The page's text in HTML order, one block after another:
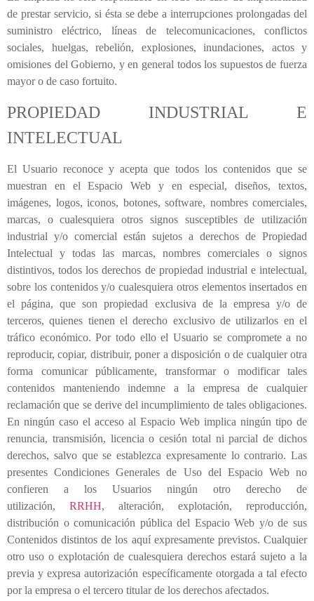
de prestar servicio, si ésta se debe a interrupciones prolongadas del
suministro eléctrico, líneas de telecomunicaciones, conflictos
sociales, huelgas, rebelión, explosiones, inundaciones, actos y
omisiones del Gobierno, y en general todos los supuestos de fuerza
mayor o de caso fortuito.
PROPIEDAD INDUSTRIAL E
INTELECTUAL
El Usuario reconoce y acepta que todos los contenidos que se
muestran en el Espacio Web y en especial, diseños, textos,
imágenes, logos, iconos, botones, software, nombres comerciales,
marcas, o cualesquiera otros signos susceptibles de utilización
industrial y/o comercial están sujetos a derechos de Propiedad
Intelectual y todas las marcas, nombres comerciales o signos
distintivos, todos los derechos de propiedad industrial e intelectual,
sobre los contenidos y/o cualesquiera otros elementos insertados en
el página, que son propiedad exclusiva de la empresa y/o de
terceros, quienes tienen el derecho exclusivo de utilizarlos en el
tráfico económico. Por todo ello el Usuario se compromete a no
reproducir, copiar, distribuir, poner a disposición o de cualquier otra
forma comunicar públicamente, transformar o modificar tales
contenidos manteniendo indemne a la empresa de cualquier
reclamación que se derive del incumplimiento de tales obligaciones.
En ningún caso el acceso al Espacio Web implica ningún tipo de
renuncia, transmisión, licencia o cesión total ni parcial de dichos
derechos, salvo que se establezca expresamente lo contrario. Las
presentes Condiciones Generales de Uso del Espacio Web no
confieren a los Usuarios ningún otro derecho de
utilización, RRHH, alteración, explotación, reproducción,
distribución o comunicación pública del Espacio Web y/o de sus
Contenidos distintos de los aquí expresamente previstos. Cualquier
otro uso o explotación de cualesquiera derechos estará sujeto a la
previa y expresa autorización específicamente otorgada a tal efecto
por la empresa o el tercero titular de los derechos afectados.